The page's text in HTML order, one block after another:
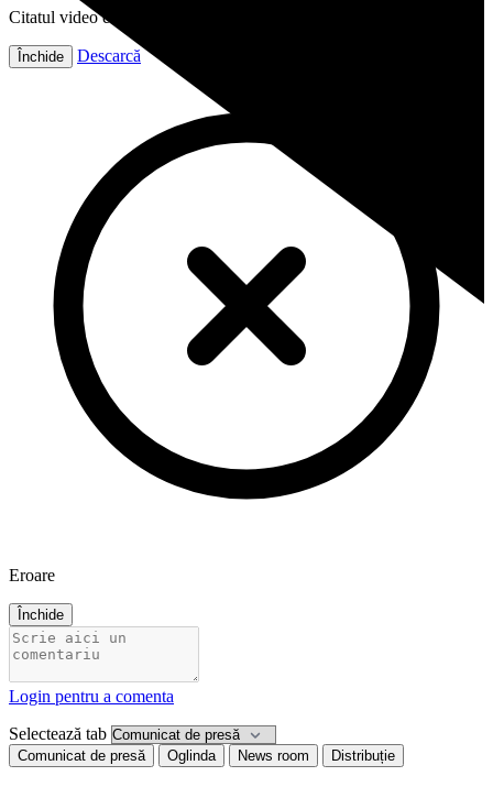
Citatul video este gata!
Închide Descarcă
Eroare
Închide
Login pentru a comenta
Selectează tab
Comunicat de presă Oglinda News room Distribuție